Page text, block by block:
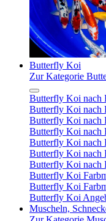
Butterfly Koi
Zur Kategorie
Butterfly Koi nach
Butterfly Koi nach
Butterfly Koi nach
Butterfly Koi nach
Butterfly Koi nach
Butterfly Koi nach
Butterfly Koi nach
Butterfly Koi
Butterfly Koi
Butterfly Koi
Muscheln,